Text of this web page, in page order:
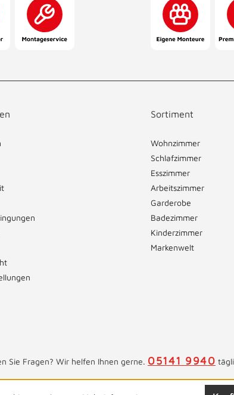
Sortiment
Wohnzimmer
Schlafzimmer
Esszimmer
Arbeitszimmer
Garderobe
Badezimmer
Kinderzimmer
Markenwelt
Sie Fragen? Wir helfen Ihnen gerne. 05141 9940